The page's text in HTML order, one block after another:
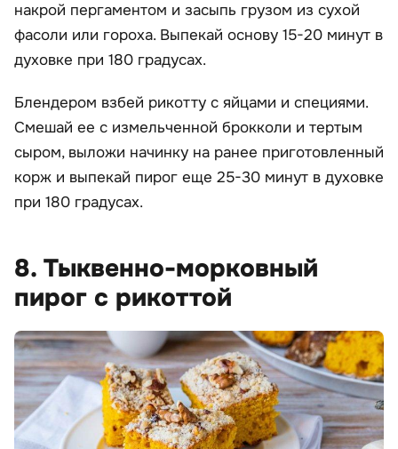
накрой пергаментом и засыпь грузом из сухой
фасоли или гороха. Выпекай основу 15-20 минут в
духовке при 180 градусах.
Блендером взбей рикотту с яйцами и специями.
Смешай ее с измельченной брокколи и тертым
сыром, выложи начинку на ранее приготовленный
корж и выпекай пирог еще 25-30 минут в духовке
при 180 градусах.
8. Тыквенно-морковный
пирог с рикоттой